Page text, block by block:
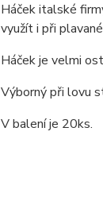
Háček italské
využít i při
Háček je velmi
Výborný při lovu
V balení je 20ks.